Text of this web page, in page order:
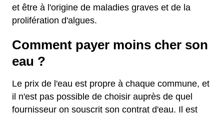
et être à l'origine de maladies graves et de la
prolifération d'algues.
Comment payer moins cher son
eau ?
Le prix de l'eau est propre à chaque commune, et
il n'est pas possible de choisir auprès de quel
fournisseur on souscrit son contrat d'eau. Il est